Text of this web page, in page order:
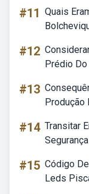
#11 Quais
#12
Prédio
#13
Produção
#14 Transitar
#15 Código
Leds